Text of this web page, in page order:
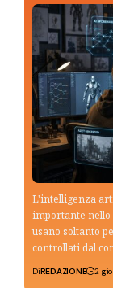
L'intelligenza
importante nello
usano soltanto
controllati dal
DiREDAZIONE 2